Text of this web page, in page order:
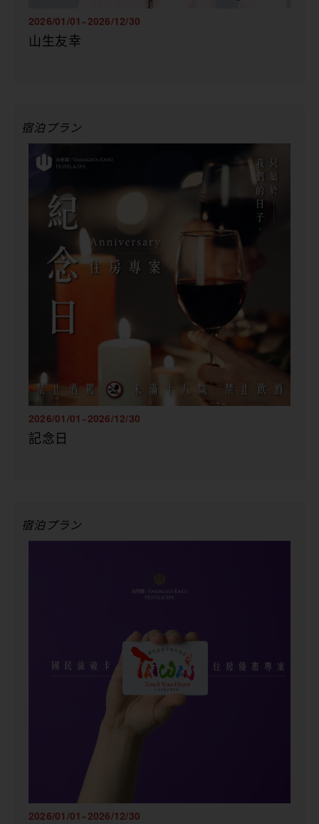
2026/01/01~2026/12/30
山生友幸
宿泊プラン
2026/01/01~2026/12/30
記念日
宿泊プラン
2026/01/01~2026/12/30